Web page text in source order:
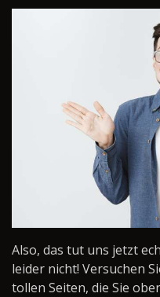
Also, das tut uns jetzt
leider nicht! Versuchen
tollen Seiten, die Sie